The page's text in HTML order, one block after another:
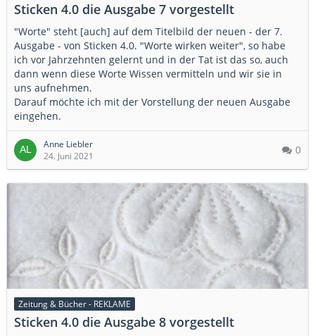
Sticken 4.0 die Ausgabe 7 vorgestellt
"Worte" steht [auch] auf dem Titelbild der neuen - der 7.
Ausgabe - von Sticken 4.0. "Worte wirken weiter", so habe
ich vor Jahrzehnten gelernt und in der Tat ist das so, auch
dann wenn diese Worte Wissen vermitteln und wir sie in
uns aufnehmen.
Darauf möchte ich mit der Vorstellung der neuen Ausgabe
eingehen.
Anne Liebler
24. Juni 2021
0
Zeitung & Bücher - REKLAME
Sticken 4.0 die Ausgabe 8 vorgestellt